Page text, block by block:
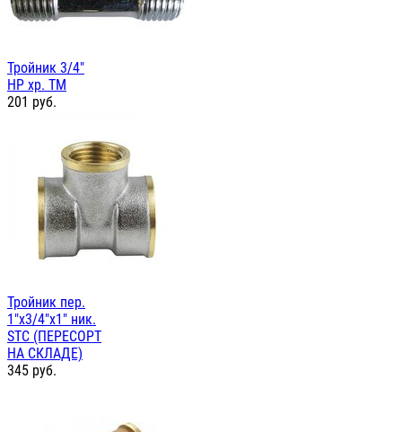
Тройник 3/4"
НР хр. TM
201 руб.
Тройник пер.
1"х3/4"х1" ник.
STC (ПЕРЕСОРТ
НА СКЛАДЕ)
345 руб.